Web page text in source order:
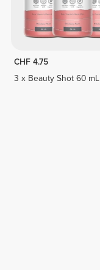
CHF 4.75
3 x Beauty Shot 60 mL